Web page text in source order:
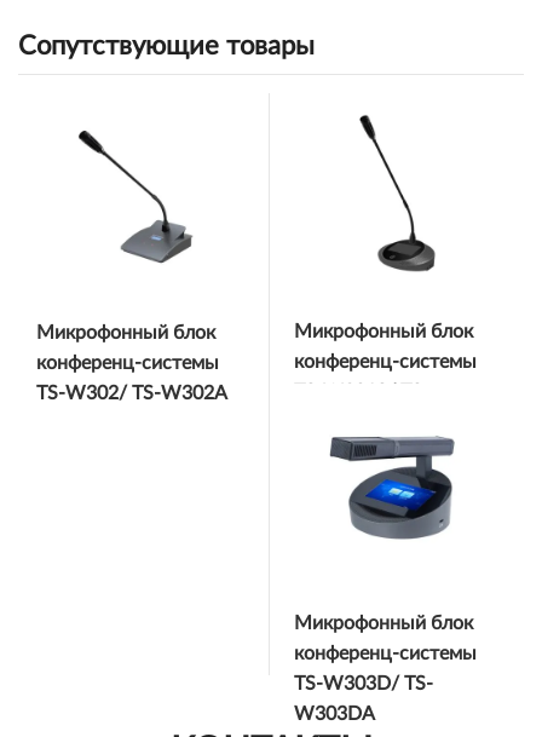
Иравади, Мьянма
Ньерере, Танзания
Сопутствующие товары
Микрофонный блок
конференц-системы
TS-W302/ TS-W302A
Микрофонный блок
конференц-системы
Микрофонный блок
конференц-системы
TS-W303D/ TS-
W303DA